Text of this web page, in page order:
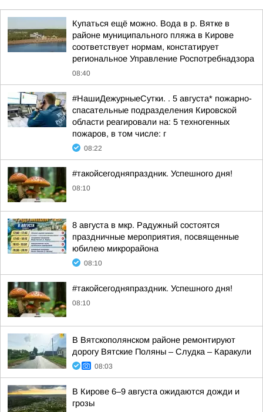
Купаться ещё можно. Вода в р. Вятке в
районе муниципального пляжа в Кирове
соответствует нормам, констатирует
региональное Управление Роспотребнадзора
08:40
#НашиДежурныеСутки. . 5 августа* пожарно-
спасательные подразделения Кировской
области реагировали на: 5 техногенных
пожаров, в том числе: г
08:22
#такойсегодняпраздник. Успешного дня!
08:10
8 августа в мкр. Радужный состоятся
праздничные мероприятия, посвященные
юбилею микрорайона
08:10
#такойсегодняпраздник. Успешного дня!
08:10
В Вятскополянском районе ремонтируют
дорогу Вятские Поляны – Слудка – Каракули
08:03
В Кирове 6–9 августа ожидаются дожди и
грозы